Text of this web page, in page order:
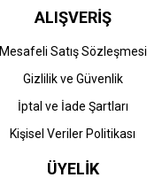
ALIŞVERİŞ
Mesafeli Satış Sözleşmesi
Gizlilik ve Güvenlik
İptal ve İade Şartları
Kişisel Veriler Politikası
ÜYELİK